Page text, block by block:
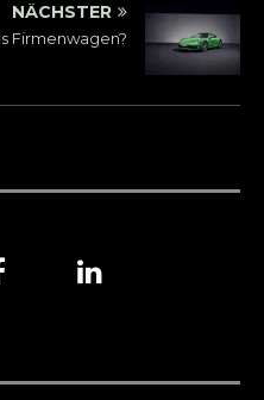
NÄCHSTER
Firmenwagen?